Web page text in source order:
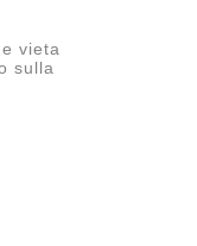
vieta
sulla